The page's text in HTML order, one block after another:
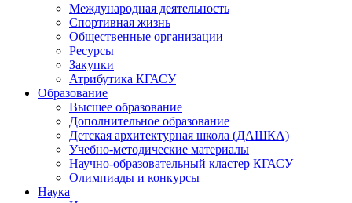
Международная деятельность
Спортивная жизнь
Общественные организации
Ресурсы
Закупки
Атрибутика КГАСУ
Образование
Высшее образование
Дополнительное образование
Детская архитектурная школа (ДАШКА)
Учебно-методические материалы
Научно-образовательный кластер КГАСУ
Олимпиады и конкурсы
Наука